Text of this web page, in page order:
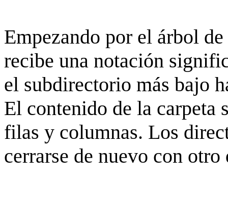
Empezando por el árbol
recibe una notación
el subdirectorio más bajo
El contenido de la carpeta
filas y columnas. Los
cerrarse de nuevo con